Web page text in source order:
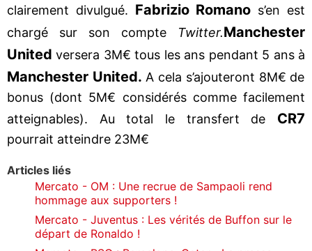
clairement divulgué. Fabrizio Romano s’en est
chargé sur son compte Twitter.Manchester
United versera 3M€ tous les ans pendant 5 ans à
Manchester United. A cela s’ajouteront 8M€ de
bonus (dont 5M€ considérés comme facilement
atteignables). Au total le transfert de CR7
pourrait atteindre 23M€
Articles liés
Mercato - OM : Une recrue de Sampaoli rend
hommage aux supporters !
Mercato - Juventus : Les vérités de Buffon sur le
départ de Ronaldo !